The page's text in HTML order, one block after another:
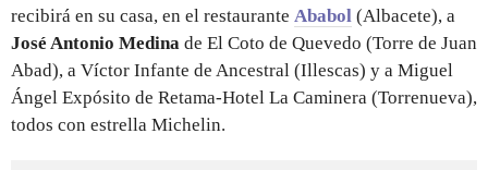
recibirá en su casa, en el restaurante Ababol (Albacete), a
José Antonio Medina de El Coto de Quevedo (Torre de Juan
Abad), a Víctor Infante de Ancestral (Illescas) y a Miguel
Ángel Expósito de Retama-Hotel La Caminera (Torrenueva),
todos con estrella Michelin.